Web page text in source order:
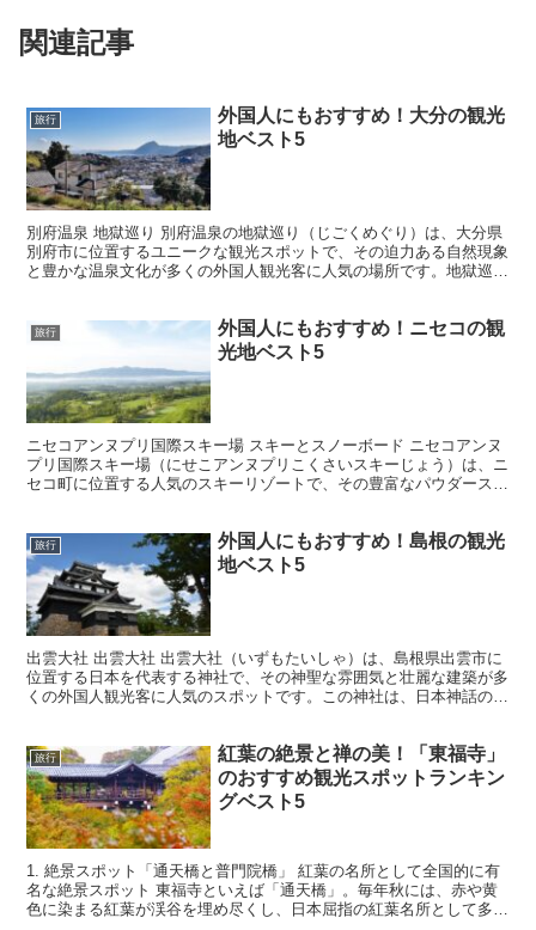
関連記事
旅行
外国人にもおすすめ！大分の観光
地ベスト5
別府温泉 地獄巡り 別府温泉の地獄巡り（じごくめぐり）は、大分県
別府市に位置するユニークな観光スポットで、その迫力ある自然現象
と豊かな温泉文化が多くの外国人観光客に人気の場所です。地獄巡り
旅行
外国人にもおすすめ！ニセコの観
光地ベスト5
ニセコアンヌプリ国際スキー場 スキーとスノーボード ニセコアンヌ
プリ国際スキー場（にせこアンヌプリこくさいスキーじょう）は、ニ
セコ町に位置する人気のスキーリゾートで、その豊富なパウダースノ
旅行
外国人にもおすすめ！島根の観光
地ベスト5
出雲大社 出雲大社 出雲大社（いずもたいしゃ）は、島根県出雲市に
位置する日本を代表する神社で、その神聖な雰囲気と壮麗な建築が多
くの外国人観光客に人気のスポットです。この神社は、日本神話の舞
旅行
紅葉の絶景と禅の美！「東福寺」
のおすすめ観光スポットランキン
グベスト5
1. 絶景スポット「通天橋と普門院橋」 紅葉の名所として全国的に有
名な絶景スポット 東福寺といえば「通天橋」。毎年秋には、赤や黄
色に染まる紅葉が渓谷を埋め尽くし、日本屈指の紅葉名所として多く